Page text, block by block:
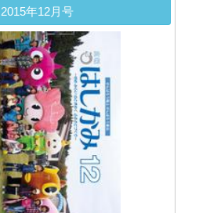
2015年12月号